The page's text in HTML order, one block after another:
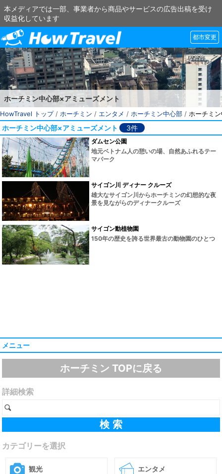
本メディアでは一部、事業者から商品やサービスの広告出稿を受け
収益化しています
都市変更
ホーチミン中心部×アミューズメント
HowTravel トップ/ ホーチミン / エンタメ / ホーチミン中心部 / ホーチミ
ホーチミン中心部×アミューズメント 3件
ダムセン公園
地元ベトナム人の憩いの場、自然あふれるテー
マパーク
サイゴン川 ディナー クルーズ
雄大なサイゴン川からホーチミンの幻想的な夜
景を見ながらのディナークルーズ
サイゴン動植物園
150年の歴史を誇る世界最古の動物園のひとつ
メニュー
ホーチミン TOPに戻る
詳細検索
カテゴリーを選択
観光 エンタメ